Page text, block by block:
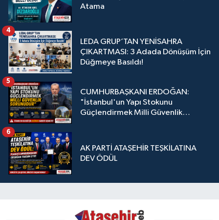
Atama
LEDA GRUP’TAN YENİSAHRA
ÇIKARTMASI: 3 Adada Dönüşüm İçin
Düğmeye Basıldı!
4
CUMHURBAŞKANI ERDOĞAN:
"İstanbul'un Yapı Stokunu
Güçlendirmek Milli Güvenlik
5
AK PARTİ ATAŞEHİR TEŞKİLATINA
DEV ÖDÜL
6